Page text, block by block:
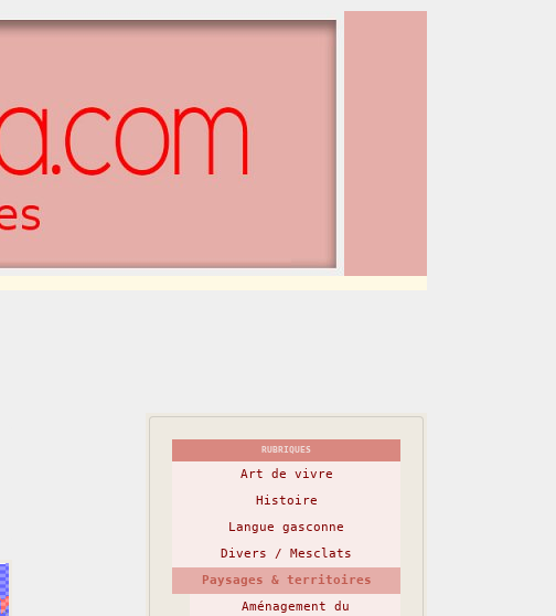
RUBRIQUES
Art de vivre
Histoire
Langue gasconne
Divers / Mesclats
Paysages & territoires
Aménagement du